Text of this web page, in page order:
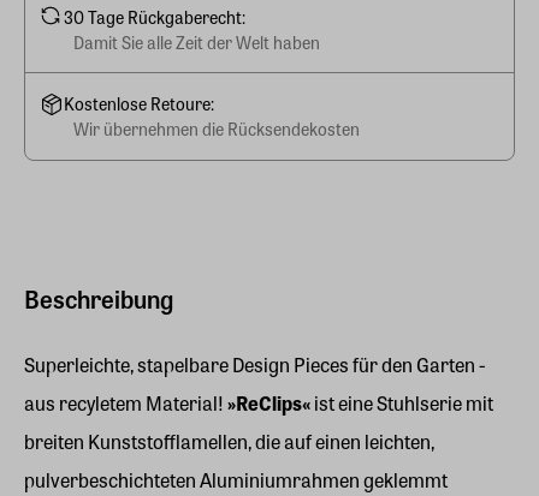
Beschreibung
Superleichte, stapelbare Design Pieces für den Garten -
aus recyletem Material!»ReClips«ist eine Stuhlserie mit
breiten Kunststofflamellen, die auf einen leichten,
pulverbeschichteten Aluminiumrahmen geklemmt
30 Tage Rückgaberecht:
Damit Sie alle Zeit der Welt haben
Kostenlose Retoure:
Wir übernehmen die Rücksendekosten